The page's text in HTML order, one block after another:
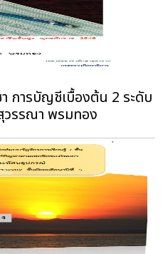
การบัญชีเบื้องต้น 2 ระดับ
รรณา พรมทอง